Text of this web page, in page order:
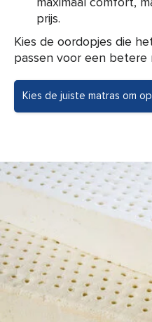
prijs.
Kies de oordopjes die
passen voor een betere
Kies de juiste matras om